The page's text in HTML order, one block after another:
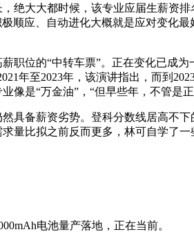
绝大大都时候，该专业应届生薪资
顺应、自动进化大概就是应对变化
位的“中转车票”。正在变化已成为
年至2023年，该演讲指出，而到
是“万金油”，“但早些年，不管是
备薪资劣势。登科分数线居高不下
量比拟之前反而更多，林可自学了
电池量产落地，正在当前。